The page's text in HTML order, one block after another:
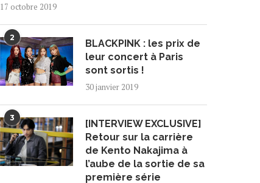
17 octobre 2019
2
BLACKPINK : les prix de
leur concert à Paris
sont sortis !
30 janvier 2019
3
[INTERVIEW EXCLUSIVE]
Retour sur la carrière
de Kento Nakajima à
l’aube de la sortie de sa
première série